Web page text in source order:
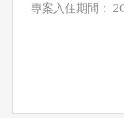
專案入住期間：